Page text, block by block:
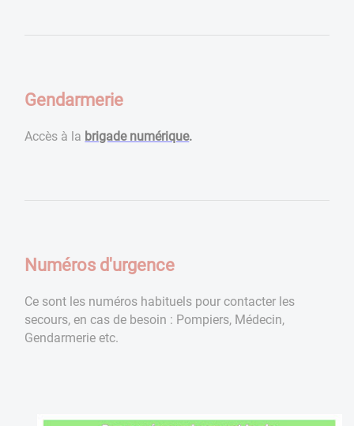
Gendarmerie
Accès à la brigade numérique.
Numéros d'urgence
Ce sont les numéros habituels pour contacter les
secours, en cas de besoin : Pompiers, Médecin,
Gendarmerie etc.